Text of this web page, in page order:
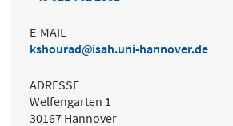
E-MAIL
kshourad
isah.uni-hannover.de
ADRESSE
Welfengarten 1
30167 Hannover